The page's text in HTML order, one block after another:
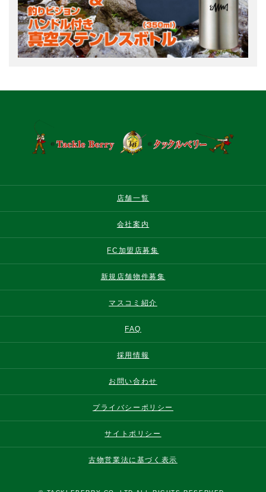
店舗一覧
会社案内
FC加盟店募集
新規店舗物件募集
マスコミ紹介
FAQ
採用情報
お問い合わせ
プライバシーポリシー
サイトポリシー
古物営業法に基づく表示